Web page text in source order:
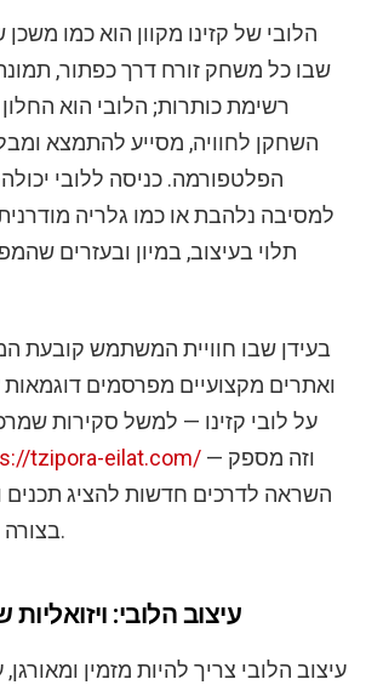
מבט
הלובי
של
בידור
מקוון
הלובי של קזינו מקוון הוא כמו
שבו כל משחק זורח דרך כפתור,
רשימת כותרות; הלובי הוא
השחקן לחוויה, מסייע להתמצא
הפלטפורמה. כניסה ללובי
למסיבה נלהבת או כמו גלריה
תלוי בעיצוב, במיון ובעזרים
בעידן שבו חוויית המשתמש קובעת
ואתרים מקצועיים מפרסמים דוגמאות
על לובי קזינו — למשל סקירות
tzipora-eilat.com/ — וזה מספק
השראה לדרכים חדשות להציג
בצורה נעימה ולא מאיימת.
עיצוב הלובי:
עיצוב הלובי צריך להיות מזמין